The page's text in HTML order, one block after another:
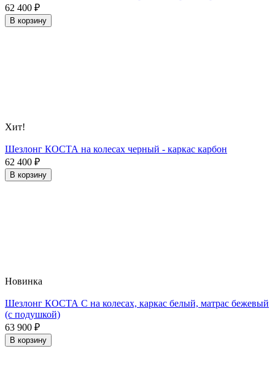
62 400 ₽
В корзину
Хит!
Шезлонг КОСТА на колесах черный - каркас карбон
62 400 ₽
В корзину
Новинка
Шезлонг КОСТА С на колесах, каркас белый, матрас бежевый
(с подушкой)
63 900 ₽
В корзину